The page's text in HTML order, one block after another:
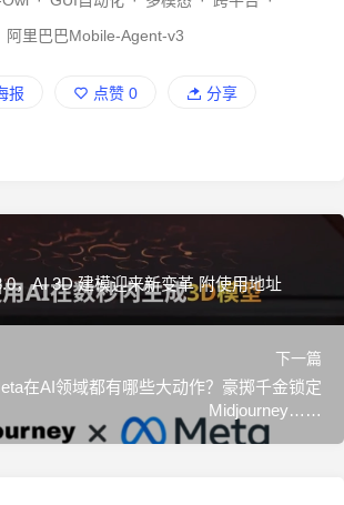
阿里巴巴Mobile-Agent-v3
报 点赞 0 分享
，AI 3D 建模迎来新变革 附使用地址
下一篇
在AI领域都有哪些大动作？豪掷千金锁定
Midjourney……